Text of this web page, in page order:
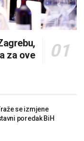
za ove
se izmjene
poredak BiH